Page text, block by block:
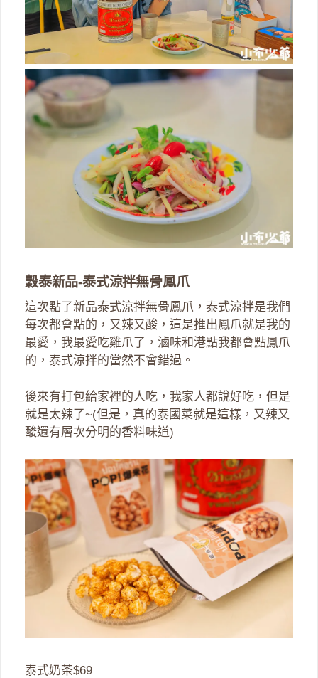
穀泰新品-泰式涼拌無骨鳳爪
這次點了新品泰式涼拌無骨鳳爪，泰式涼拌是我們
每次都會點的，又辣又酸，這是推出鳳爪就是我的
最愛，我最愛吃雞爪了，滷味和港點我都會點鳳爪
的，泰式涼拌的當然不會錯過。
後來有打包給家裡的人吃，我家人都說好吃，但是
就是太辣了~(但是，真的泰國菜就是這樣，又辣又
酸還有層次分明的香料味道)
泰式奶茶$69